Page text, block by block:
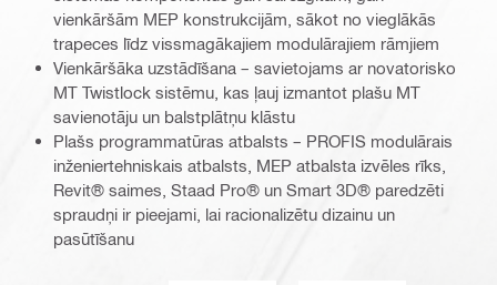
vienkāršām MEP konstrukcijām, sākot no vieglākās
trapeces līdz vissmagākajiem modulārajiem rāmjiem
Vienkāršāka uzstādīšana – savietojams ar novatorisko
MT Twistlock sistēmu, kas ļauj izmantot plašu MT
savienotāju un balstplātņu klāstu
Plašs programmatūras atbalsts – PROFIS modulārais
inženiertehniskais atbalsts, MEP atbalsta izvēles rīks,
Revit® saimes, Staad Pro® un Smart 3D® paredzēti
spraudņi ir pieejami, lai racionalizētu dizainu un
pasūtīšanu